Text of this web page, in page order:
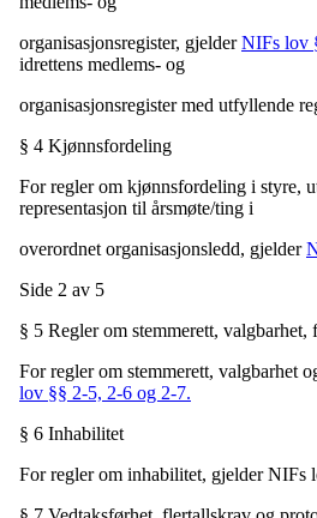
organisasjonsregister, gjelderNIFs lov
idrettens medlems- og
organisasjonsregister med utfyllende
§ 4 Kjønnsfordeling
For regler om kjønnsfordeling i styre,
representasjon til årsmøte/ting i
overordnet organisasjonsledd, gjelder
Side 2 av 5
§ 5 Regler om stemmerett, valgbarhet,
For regler om stemmerett, valgbarhet
lov §§ 2-5, 2-6 og 2-7.
§ 6 Inhabilitet
For regler om inhabilitet, gjelder NIFs